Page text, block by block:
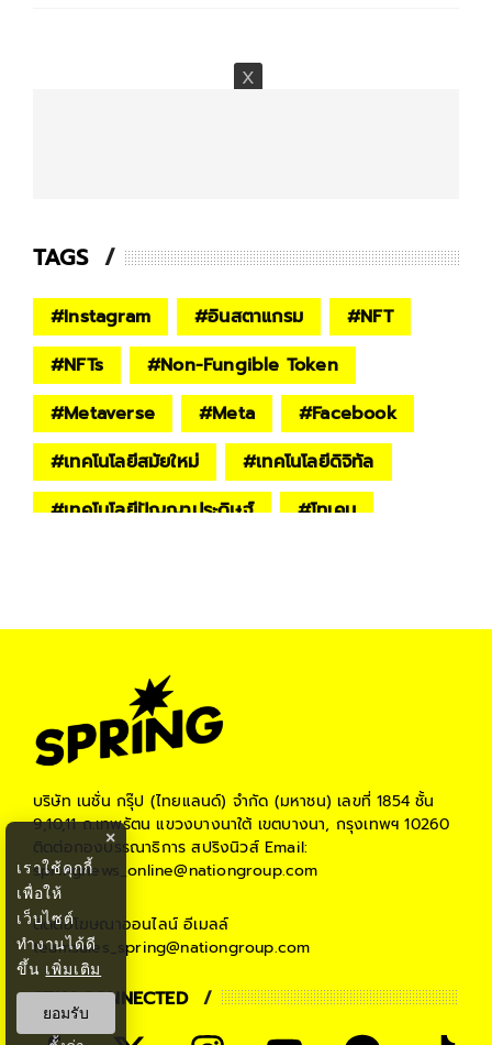
TAGS
#Instagram #อินสตาแกรม #NFT
#NFTs #Non-Fungible Token
#Metaverse #Meta #Facebook
#เทคโนโลยีสมัยใหม่ #เทคโนโลยีดิจิทัล
#เทคโนโลยีปัญญาประดิษฐ์ #โทเคน
มาร์ก ซักเคอร์เบิร์ก
#มาร์ค ซัคเกอร์เบิร์ก
บริษัท เนชั่น กรุ๊ป (ไทยแลนด์) จำกัด (มหาชน) เลขที่ 1854 ชั้น
9,10,11 ถ.เทพรัตน แขวงบางนาใต้ เขตบางนา, กรุงเทพฯ 10260
ติดต่อกองบรรณาธิการ สปริงนิวส์Email:
springnews_online@nationgroup.com
ติดต่อโฆษณาออนไลน์ อีเมลล์
teamsales_spring@nationgroup.com
STAY CONNECTED
×
เราใช้คุกกี้
เพื่อให้
เว็บไซต์
ทำงานได้ดี
ขึ้น เพิ่มเติม
ยอมรับ